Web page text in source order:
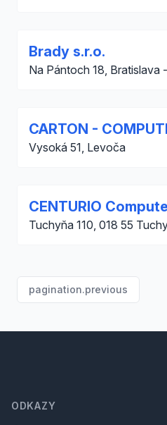
Brady s.r.o.
Na Pántoch 18, Bratislava
CARTON -
Vysoká 51, Levoča
CENTURIO
Tuchyňa 110, 018 55
pagination.previous
ODKAZY